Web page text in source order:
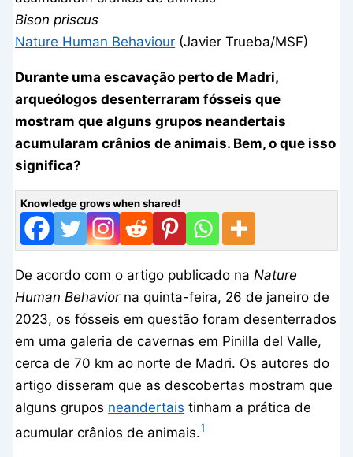
Bison priscus
Nature Human Behaviour (Javier Trueba/MSF)
Durante uma escavação perto de Madri,
arqueólogos desenterraram fósseis que
mostram que alguns grupos neandertais
acumularam crânios de animais. Bem, o que isso
significa?
Knowledge grows when shared!
De acordo com o artigo publicado na Nature
Human Behavior na quinta-feira, 26 de janeiro de
2023, os fósseis em questão foram desenterrados
em uma galeria de cavernas em Pinilla del Valle,
cerca de 70 km ao norte de Madri. Os autores do
artigo disseram que as descobertas mostram que
alguns grupos neandertais tinham a prática de
acumular crânios de animais.1